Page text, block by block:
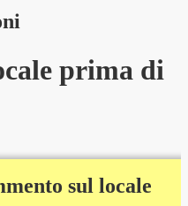
prima di
sul locale